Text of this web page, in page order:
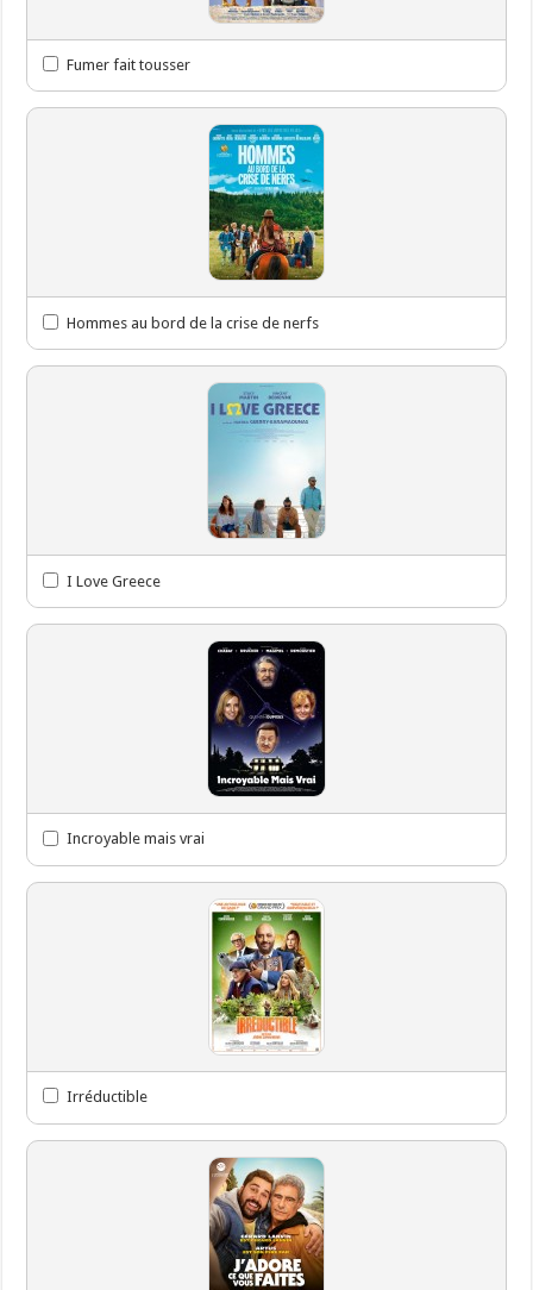
Fumer fait tousser
Hommes au bord de la crise de nerfs
I Love Greece
Incroyable mais vrai
Irréductible